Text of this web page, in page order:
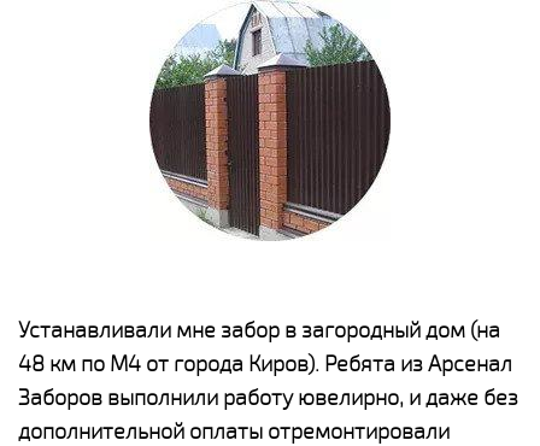
Устанавливали мне забор в загородный дом (на
48 км по М4 от города Киров). Ребята из Арсенал
Заборов выполнили работу ювелирно, и даже без
дополнительной оплаты отремонтировали